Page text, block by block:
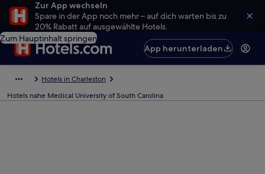
Zur App wechseln
Spare in der App noch mehr – auf dich warten bis zu
20% Rabatt auf ausgewählte Hotels.
Zum Hauptinhalt springen
App herunterladen
Hotels in Charleston
Hotels nahe Medical University of South Carolina